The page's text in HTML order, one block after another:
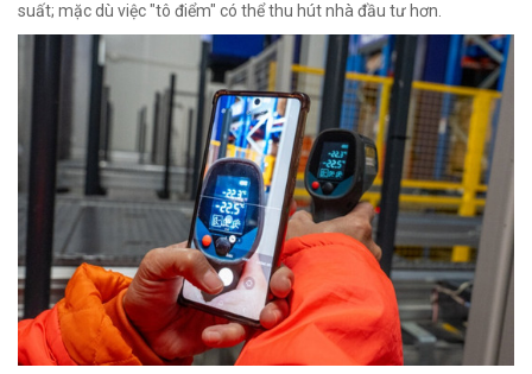
suất; mặc dù việc "tô điểm" có thể thu hút nhà đầu tư hơn.